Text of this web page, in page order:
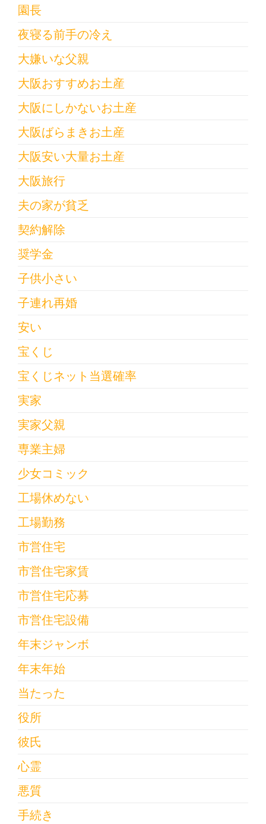
園長
夜寝る前手の冷え
大嫌いな父親
大阪おすすめお土産
大阪にしかないお土産
大阪ばらまきお土産
大阪安い大量お土産
大阪旅行
夫の家が貧乏
契約解除
奨学金
子供小さい
子連れ再婚
安い
宝くじ
宝くじネット当選確率
実家
実家父親
専業主婦
少女コミック
工場休めない
工場勤務
市営住宅
市営住宅家賃
市営住宅応募
市営住宅設備
年末ジャンボ
年末年始
当たった
役所
彼氏
心霊
悪質
手続き